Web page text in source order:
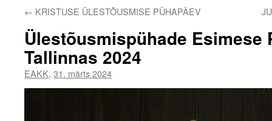
← KRISTUSE ÜLESTÕUSMISE PÜHAPÄEV
Ülestõusmispühade Esimese
Tallinnas 2024
EAKK, 31. märts 2024